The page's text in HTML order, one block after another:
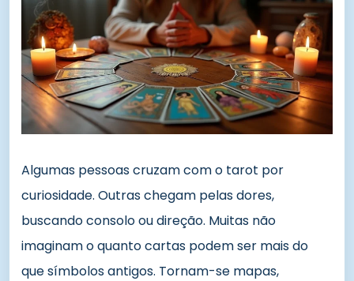
Algumas pessoas cruzam com o tarot por
curiosidade. Outras chegam pelas dores,
buscando consolo ou direção. Muitas não
imaginam o quanto cartas podem ser mais do
que símbolos antigos. Tornam-se mapas,